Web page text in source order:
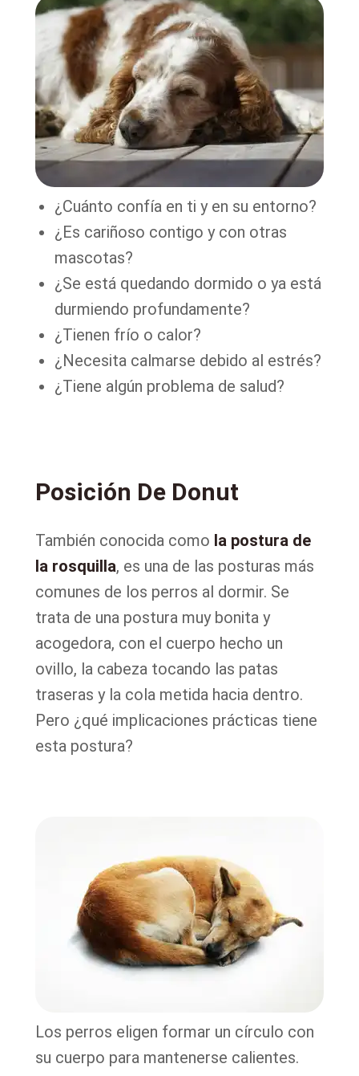
¿Cuánto confía en ti y en su entorno?
¿Es cariñoso contigo y con otras
mascotas?
¿Se está quedando dormido o ya está
durmiendo profundamente?
¿Tienen frío o calor?
¿Necesita calmarse debido al estrés?
¿Tiene algún problema de salud?
Posición De Donut
También conocida como la postura de
la rosquilla, es una de las posturas más
comunes de los perros al dormir. Se
trata de una postura muy bonita y
acogedora, con el cuerpo hecho un
ovillo, la cabeza tocando las patas
traseras y la cola metida hacia dentro.
Pero ¿qué implicaciones prácticas tiene
esta postura?
Los perros eligen formar un círculo con
su cuerpo para mantenerse calientes.